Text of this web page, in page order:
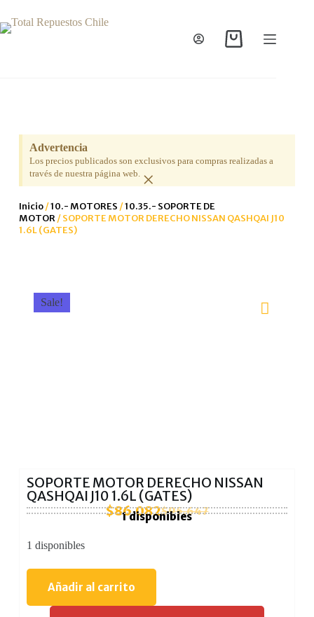
Advertencia
Los precios publicados son exclusivos para compras realizadas a
través de nuestra página web. ×
Inicio/10.- MOTORES /10.35.- SOPORTE DE
MOTOR/ SOPORTE MOTOR DERECHO NISSAN QASHQAI J10
1.6L (GATES)
Sale!
SOPORTE MOTOR DERECHO NISSAN
QASHQAI J10 1.6L (GATES)
$95.647
$86.082
1 disponibles
1 disponibles
Añadir al carrito